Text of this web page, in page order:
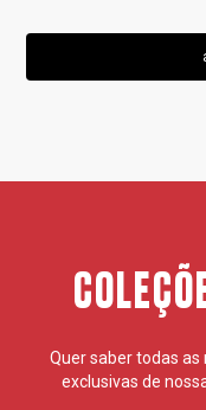
Quer saber todas
exclusivas de